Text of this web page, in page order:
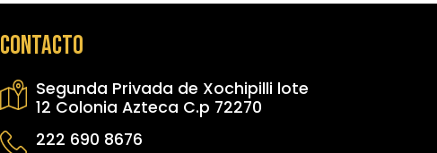
Contacto
Segunda Privada de Xochipilli lote
12 Colonia Azteca C.p 72270
222 690 8676